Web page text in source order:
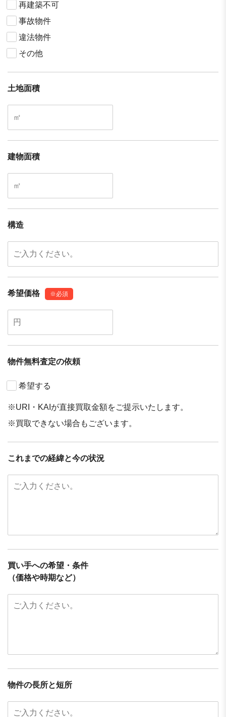
再建築不可
事故物件
違法物件
その他
⼟地面積
建物面積
構造
希望価格 ※必須
物件無料査定の依頼
希望する
※URI・KAIが直接買取金額をご提示いたします。
※買取できない場合もございます。
これまでの経緯と今の状況
買い⼿への希望・条件
（価格や時期など）
物件の長所と短所